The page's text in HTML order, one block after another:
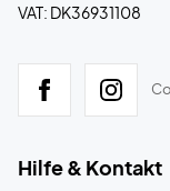
VAT: DK36931108
Hilfe & Kontakt